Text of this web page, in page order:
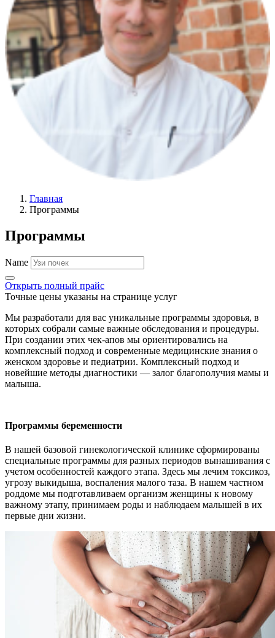
Главная
Программы
Программы
Name
Открыть полный прайс
Точные цены указаны на странице услуг
Мы разработали для вас уникальные программы здоровья, в
которых собрали самые важные обследования и процедуры.
При создании этих чек-апов мы ориентировались на
комплексный подход и современные медицинские знания о
женском здоровье и педиатрии. Комплексный подход и
новейшие методы диагностики — залог благополучия мамы и
малыша.
Программы беременности
В нашей базовой гинекологической клинике сформированы
специальные программы для разных периодов вынашивания с
учетом особенностей каждого этапа. Здесь мы лечим токсикоз,
угрозу выкидыша, воспаления малого таза. В нашем частном
роддоме мы подготавливаем организм женщины к новому
важному этапу, принимаем роды и наблюдаем малышей в их
первые дни жизни.